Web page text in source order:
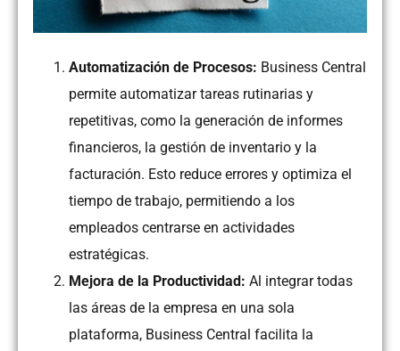
Automatización de Procesos: Business Central
permite automatizar tareas rutinarias y
repetitivas, como la generación de informes
financieros, la gestión de inventario y la
facturación. Esto reduce errores y optimiza el
tiempo de trabajo, permitiendo a los
empleados centrarse en actividades
estratégicas.
Mejora de la Productividad: Al integrar todas
las áreas de la empresa en una sola
plataforma, Business Central facilita la